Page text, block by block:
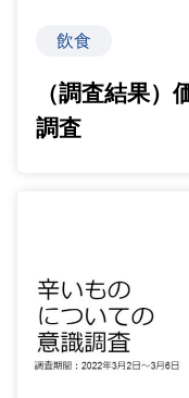
飲食
（調査結果
調査